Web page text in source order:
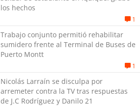
los hechos
1
Trabajo conjunto permitió rehabilitar
sumidero frente al Terminal de Buses de
Puerto Montt
1
Nicolás Larraín se disculpa por
arremeter contra la TV tras respuestas
de J.C Rodríguez y Danilo 21